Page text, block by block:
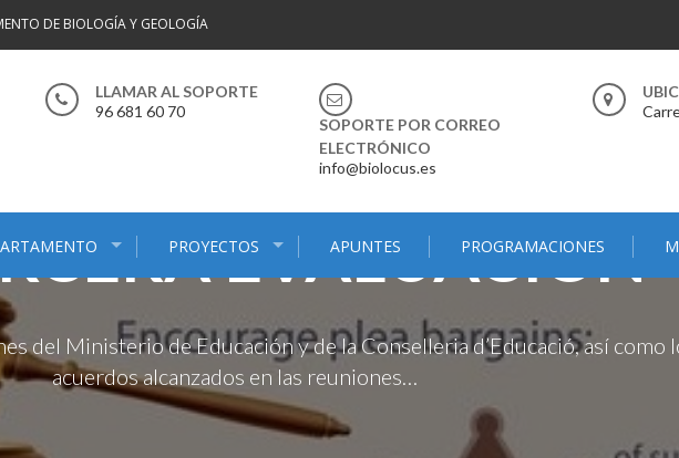
DE BIOLOGÍA Y GEOLOGÍA
LLAMAR AL SOPORTE
96 681 60 70
SOPORTE POR CORREO
ELECTRÓNICO
info@biolocus.es
PROYECTOS APUNTES PROGRAMACIONES
A DISTANCIA EN
EVALUACIÓN
del Ministerio de Educación y de la Conselleria d’Educació, así como
acuerdos alcanzados en las reuniones…